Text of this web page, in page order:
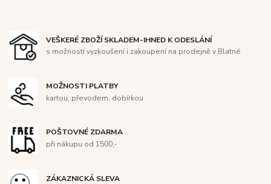
VEŠKERÉ ZBOŽÍ SKLADEM-IHNED K ODESLÁNÍ
s možností vyzkoušení i zakoupení na prodejně v Blatné
MOŽNOSTI PLATBY
kartou, převodem, dobírkou
POŠTOVNÉ ZDARMA
při nákupu od 1500,-
ZÁKAZNICKÁ SLEVA